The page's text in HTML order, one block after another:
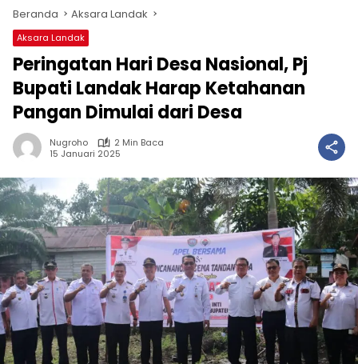
Beranda Aksara Landak
Aksara Landak
Peringatan Hari Desa Nasional, Pj
Bupati Landak Harap Ketahanan
Pangan Dimulai dari Desa
Nugroho
2 Min Baca
15 Januari 2025